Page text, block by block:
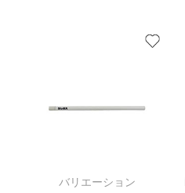
バリエーション